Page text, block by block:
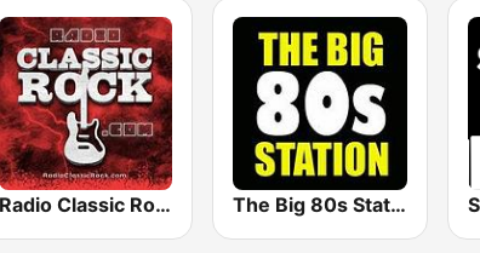
Radio Classic Rock The Big 80s Station